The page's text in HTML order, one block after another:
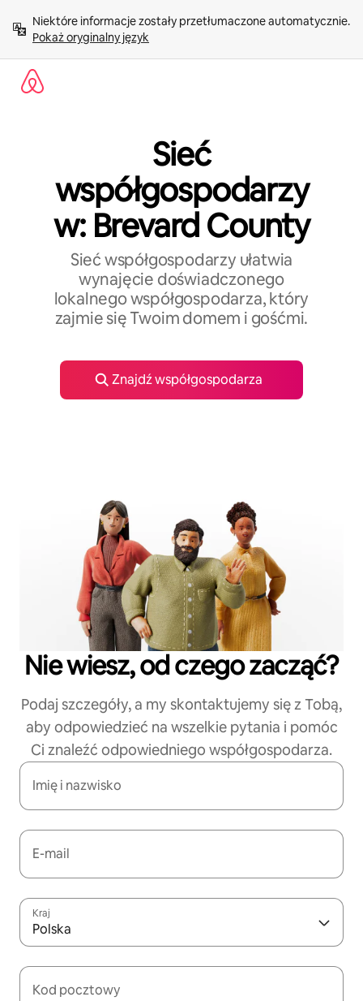
treści Pokaż oryginalny język
Sieć
współgospodarzy
w: Brevard County
Sieć współgospodarzy ułatwia
wynajęcie doświadczonego
lokalnego współgospodarza, który
zajmie się Twoim domem i gośćmi.
Znajdź współgospodarza
Nie wiesz, od czego zacząć?
Podaj szczegóły, a my skontaktujemy się z Tobą,
aby odpowiedzieć na wszelkie pytania i pomóc
Ci znaleźć odpowiedniego współgospodarza.
Imię i nazwisko
E-mail
Kraj
Polska
Kod pocztowy